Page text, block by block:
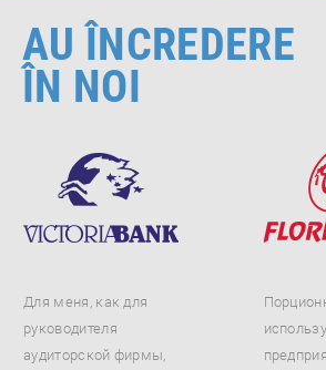
AU ÎNCREDERE
ÎN NOI
Для меня, как для
руководителя
аудиторской фирмы,